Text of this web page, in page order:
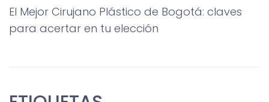
El Mejor Cirujano Plástico de Bogotá: claves
para acertar en tu elección